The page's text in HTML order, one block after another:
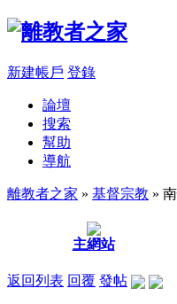
新建帳戶 登錄
論壇
搜索
幫助
導航
離教者之家 » 基督宗教 »
主網站
返回列表 回覆 發帖